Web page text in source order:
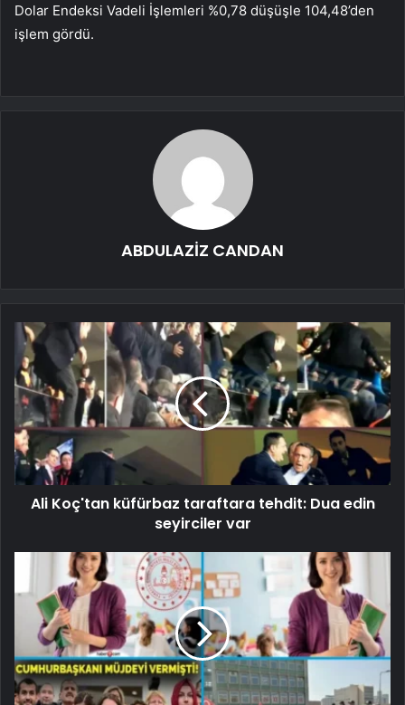
Dolar Endeksi Vadeli İşlemleri %0,78 düşüşle 104,48’den
işlem gördü.
ABDULAZİZ CANDAN
Ali Koç'tan küfürbaz taraftara tehdit: Dua edin
seyirciler var